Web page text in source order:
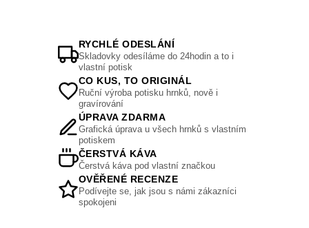
RYCHLÉ ODESLÁNÍ
Skladovky odesíláme do 24hodin a to i
vlastní potisk
CO KUS, TO ORIGINÁL
Ruční výroba potisku hrnků, nově i
gravírování
ÚPRAVA ZDARMA
Grafická úprava u všech hrnků s vlastním
potiskem
ČERSTVÁ KÁVA
Čerstvá káva pod vlastní značkou
OVĚŘENÉ RECENZE
Podívejte se, jak jsou s námi zákazníci
spokojeni